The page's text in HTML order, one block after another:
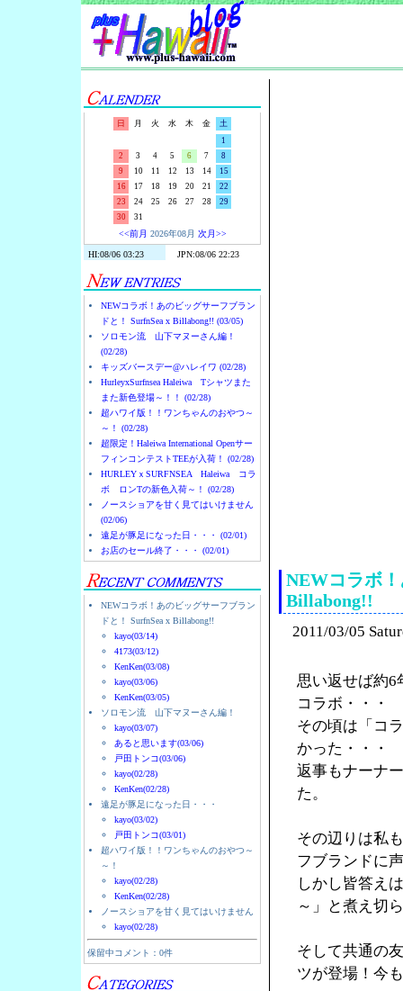
日 月 火 水 木 金
土
1
2
3 4 5 6 7
8
9
10 11 12 13 14
15
16
17 18 19 20 21
22
23
24 25 26 27 28
29
30
31
<<前月 2026年08月 次月>>
NEWコラボ！あのビッグサーフブラン
ドと！ SurfnSea x Billabong!! (03/05)
ソロモン流 山下マヌーさん編！
(02/28)
キッズバースデー@ハレイワ (02/28)
HurleyxSurfnsea Haleiwa Tシャツまた
また新色登場～！！ (02/28)
超ハワイ版！！ワンちゃんのおやつ～
～！ (02/28)
超限定！Haleiwa International Openサー
フィンコンテストTEEが入荷！ (02/28)
HURLEYｘSURFNSEA Haleiwa コラ
ボ ロンTの新色入荷～！ (02/28)
ノースショアを甘く見てはいけません
(02/06)
遠足が豚足になった日・・・ (02/01)
お店のセール終了・・・ (02/01)
NEWコラボ！あのビッグサーフブラン
ドと！ SurfnSea x Billabong!!
kayo(03/14)
4173(03/12)
KenKen(03/08)
kayo(03/06)
KenKen(03/05)
ソロモン流 山下マヌーさん編！
kayo(03/07)
あると思います(03/06)
戸田トンコ(03/06)
kayo(02/28)
KenKen(02/28)
遠足が豚足になった日・・・
kayo(03/02)
戸田トンコ(03/01)
超ハワイ版！！ワンちゃんのおやつ～
～！
kayo(02/28)
KenKen(02/28)
ノースショアを甘く見てはいけません
kayo(02/28)
保留中コメント：0件
NEWコラボ
Billabong!!
2011/03/05
思い返せば約6
コラボ・・・
その頃は「コ
かった・・・
返事もナーナ
た。
その辺りは私
フブランドに
しかし皆答え
～」と煮え切
そして共通の
ツが登場！今